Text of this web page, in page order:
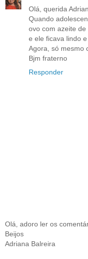
Olá, querida
Quando
ovo com azeite
e ele ficava lindo
Agora, só mesmo
Bjm fraterno
Responder
Olá, adoro ler os
Beijos
Adriana Balreira